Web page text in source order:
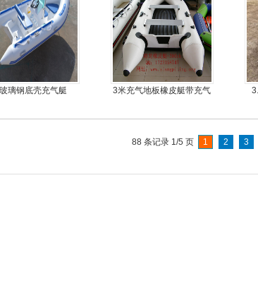
璃钢底壳充气艇
3米充气地板橡皮艇带充气
88 条记录 1/5 页 1 2 3